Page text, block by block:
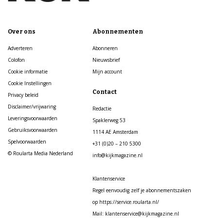
Over ons
Adverteren
Colofon
Cookie informatie
Cookie Instellingen
Privacy beleid
Disclaimer/vrijwaring
Leveringsvoorwaarden
Gebruiksvoorwaarden
Spelvoorwaarden
© Roularta Media Nederland
Abonnementen
Abonneren
Nieuwsbrief
Mijn account
Contact
Redactie
Spaklerweg 53
1114 AE Amsterdam
+31 (0)20 – 210 5300
info@kijkmagazine.nl
Klantenservice
Regel eenvoudig zelf je abonnementszaken
op https://service.roularta.nl/
Mail: klantenservice@kijkmagazine.nl